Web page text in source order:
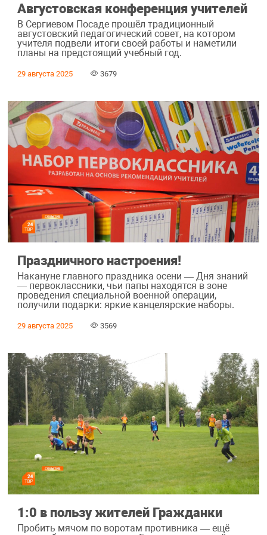
Августовская конференция учителей
В Сергиевом Посаде прошёл традиционный
августовский педагогический совет, на котором
учителя подвели итоги своей работы и наметили
планы на предстоящий учебный год.
29 августа 2025 3679
Праздничного настроения!
Накануне главного праздника осени — Дня знаний
— первоклассники, чьи папы находятся в зоне
проведения специальной военной операции,
получили подарки: яркие канцелярские наборы.
29 августа 2025 3569
1:0 в пользу жителей Гражданки
Пробить мячом по воротам противника — ещё